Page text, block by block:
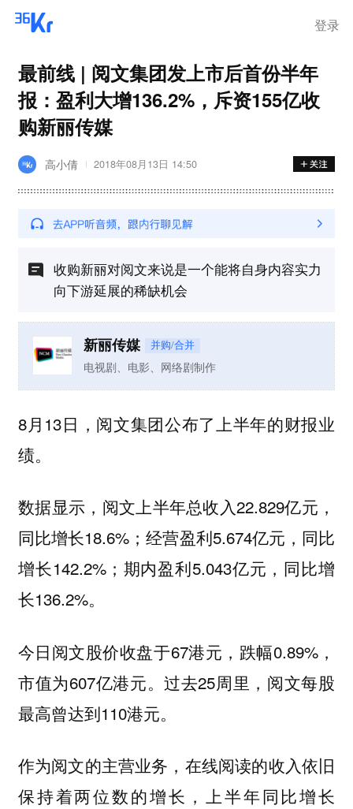
登录
最前线 | 阅文集团发上市后首份半年
报：盈利大增136.2%，斥资155亿收
购新丽传媒
高小倩 2018年08月13日 14:50
收购新丽对阅文来说是一个能将自身内容实力
向下游延展的稀缺机会
新丽传媒 并购/合并
电视剧、电影、网络剧制作
8月13日，阅文集团公布了上半年的财报业
绩。
数据显示，阅文上半年总收入22.829亿元，
同比增长18.6%；经营盈利5.674亿元，同比
增长142.2%；期内盈利5.043亿元，同比增
长136.2%。
今日阅文股价收盘于67港元，跌幅0.89%，
市值为607亿港元。过去25周里，阅文每股
最高曾达到110港元。
作为阅文的主营业务，在线阅读的收入依旧
保持着两位数的增长，上半年同比增长